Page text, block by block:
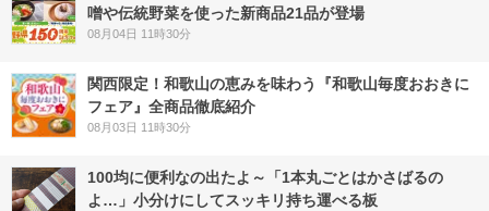
噌や伝統野菜を使った新商品21品が登場
08月04日 11時30分
関西限定！和歌山の恵みを味わう『和歌山毎度おおきに
フェア』全商品徹底紹介
08月03日 11時30分
100均に便利なの出たよ～「1本丸ごとはかさばるの
よ…」小分けにしてスッキリ持ち運べる板